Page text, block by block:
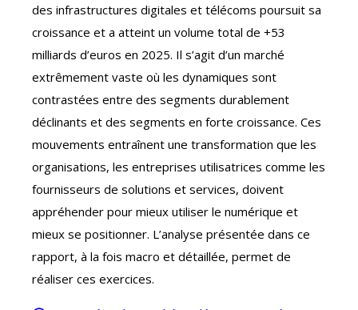
des infrastructures digitales et télécoms poursuit sa
croissance et a atteint un volume total de +53
milliards d’euros en 2025. Il s’agit d’un marché
extrêmement vaste où les dynamiques sont
contrastées entre des segments durablement
déclinants et des segments en forte croissance. Ces
mouvements entraînent une transformation que les
organisations, les entreprises utilisatrices comme les
fournisseurs de solutions et services, doivent
appréhender pour mieux utiliser le numérique et
mieux se positionner. L’analyse présentée dans ce
rapport, à la fois macro et détaillée, permet de
réaliser ces exercices.